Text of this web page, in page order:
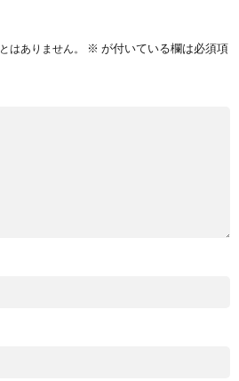
はありません。 ※ が付いている欄は必須項